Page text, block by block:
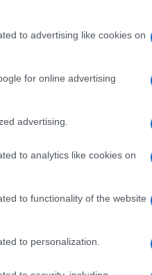
to advertising like cookies on
for online advertising
advertising.
to analytics like cookies on
to functionality of the website
to personalization.
αυτά τα 5